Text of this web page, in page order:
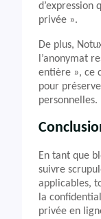
d’expression
privée ».
De plus,
l’anonymat
entière », ce
pour
personnelles.
En tant que
suivre
applicables,
la
privée en